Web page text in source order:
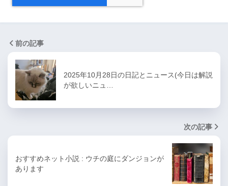
前の記事
2025年10月28日の日記とニュース(今日は解説
が欲しいニュ…
次の記事
おすすめネット小説 : ウチの庭にダンジョンが
あります